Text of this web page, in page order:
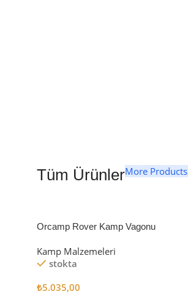
Tüm ÜrünlerMore Products
Orcamp Rover Kamp Vagonu
Kamp Malzemeleri
stokta
₺5.035,00